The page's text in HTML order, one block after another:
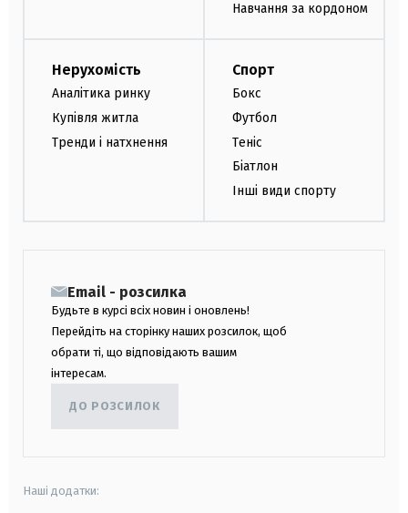
Навчання за кордоном
Нерухомість
Аналітика ринку
Купівля житла
Тренди і натхнення
Спорт
Бокс
Футбол
Теніс
Біатлон
Інші види спорту
Email - розсилка
Будьте в курсі всіх новин і оновлень!
Перейдіть на сторінку наших розсилок, щоб
обрати ті, що відповідають вашим
інтересам.
ДО РОЗСИЛОК
Наші додатки: